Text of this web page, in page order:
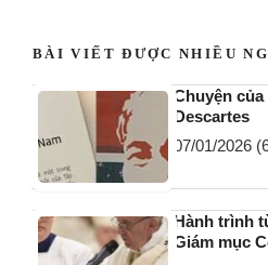
BÀI VIẾT ĐƯỢC NHIỀU
Chuyện
Descartes
07/01/2026
Hành trình
Giám mục